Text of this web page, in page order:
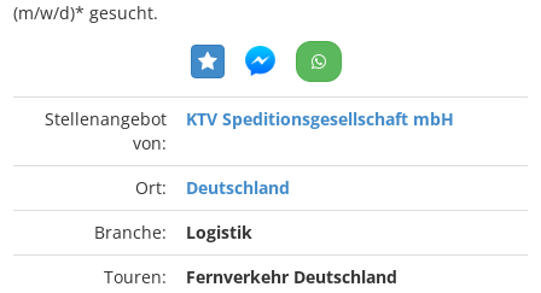
(m/w/d)* gesucht.
Stellenangebot
von:
KTV Speditionsgesellschaft mbH
Ort:
Deutschland
Branche:
Logistik
Touren:
Fernverkehr Deutschland